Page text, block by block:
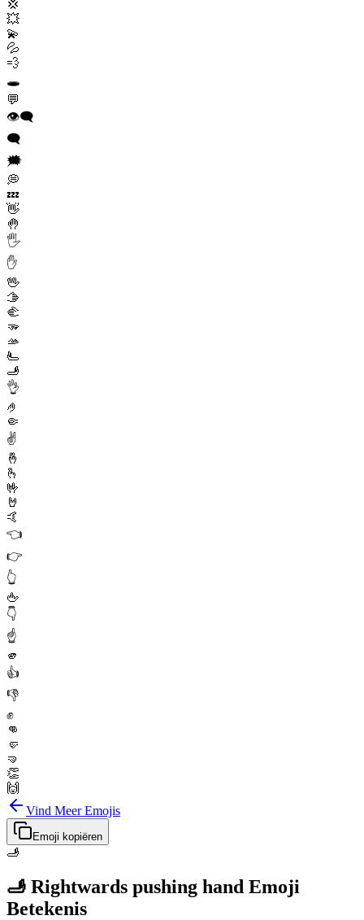
💢
💥
💫
💦
💨
🕳️
💬
👁️‍🗨️
🗨️
🗯️
💭
💤
👋
🤚
🖐️
✋
🖖
🫱
🫲
🫳
🫴
🫷
🫸
👌
🤌
🤏
✌️
🤞
🫰
🤟
🤘
🤙
👈
👉
👆
🖕
👇
☝️
🫵
👍
👎
✊
👊
🤛
🤜
👏
🙌
Vind Meer Emojis
Emoji kopiëren
🫸
🫸 Rightwards pushing hand Emoji
Betekenis